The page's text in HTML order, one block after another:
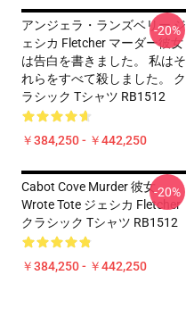
アンジェラ・ランズベリー ジ
ェシカ Fletcher マーダー彼女
は告白を書きました。 私はそ
れらをすべて殺しました。 ク
ラシック Tシャツ RB1512
￥384,250 - ￥442,250
-20%
Cabot Cove Murder 彼女
Wrote Tote ジェシカ Fletcher
クラシック Tシャツ RB1512
￥384,250 - ￥442,250
-20%